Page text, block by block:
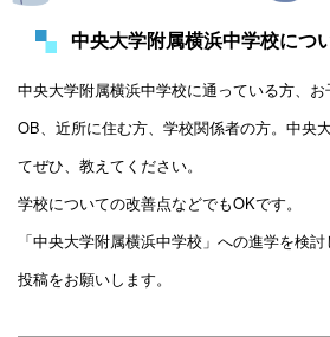
中央大学附属横浜中学校につ
中央大学附属横浜中学校に通っている方、お
OB、近所に住む方、学校関係者の方。中央
てぜひ、教えてください。
学校についての改善点などでもOKです。
「中央大学附属横浜中学校」への進学を検
投稿をお願いします。